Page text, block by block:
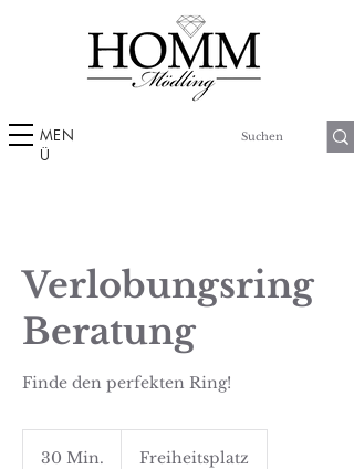
MEN
Ü
Verlobungsring
Beratung
Finde den perfekten Ring!
30 Min. Freiheitsplatz